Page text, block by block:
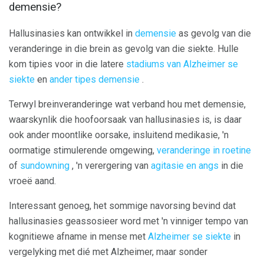
demensie?
Hallusinasies kan ontwikkel in demensie as gevolg van die
veranderinge in die brein as gevolg van die siekte. Hulle
kom tipies voor in die latere stadiums van Alzheimer se
siekte en ander tipes demensie .
Terwyl breinveranderinge wat verband hou met demensie,
waarskynlik die hoofoorsaak van hallusinasies is, is daar
ook ander moontlike oorsake, insluitend medikasie, 'n
oormatige stimulerende omgewing, veranderinge in roetine
of sundowning , 'n verergering van agitasie en angs in die
vroeë aand.
Interessant genoeg, het sommige navorsing bevind dat
hallusinasies geassosieer word met 'n vinniger tempo van
kognitiewe afname in mense met Alzheimer se siekte in
vergelyking met dié met Alzheimer, maar sonder